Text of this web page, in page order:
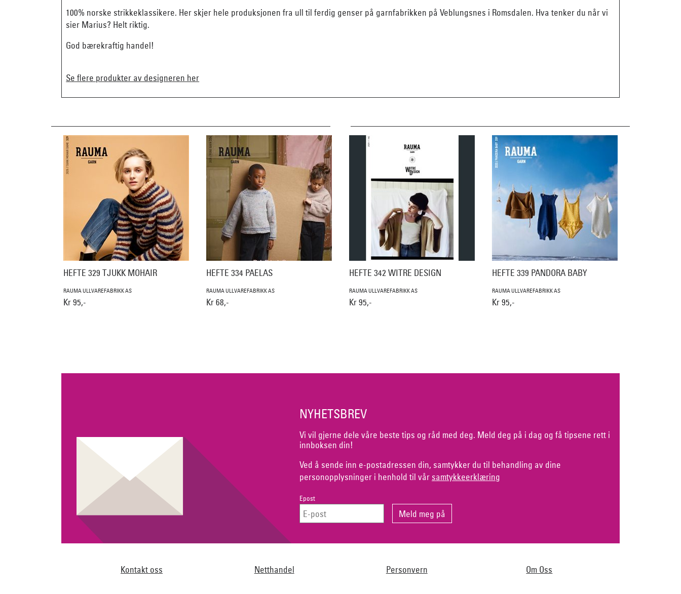
100% norske strikkeklassikere. Her skjer hele produksjonen fra ull til ferdig genser på garnfabrikken på Veblungsnes i Romsdalen. Hva tenker du når vi
sier Marius? Helt riktig.
God bærekraftig handel!
Se flere produkter av designeren her
HEFTE 329 TJUKK MOHAIR
RAUMA ULLVAREFABRIKK AS
Kr 95,-
HEFTE 334 PAELAS
RAUMA ULLVAREFABRIKK AS
Kr 68,-
HEFTE 342 WITRE DESIGN
RAUMA ULLVAREFABRIKK AS
Kr 95,-
HEFTE 339 PANDORA BABY
RAUMA ULLVAREFABRIKK AS
Kr 95,-
NYHETSBREV
Vi vil gjerne dele våre beste tips og råd med deg. Meld deg på i dag og få tipsene rett i
innboksen din!
Ved å sende inn e-postadressen din, samtykker du til behandling av dine
personopplysninger i henhold til vår samtykkeerklæring
Epost
Kontakt oss Netthandel Personvern Om Oss